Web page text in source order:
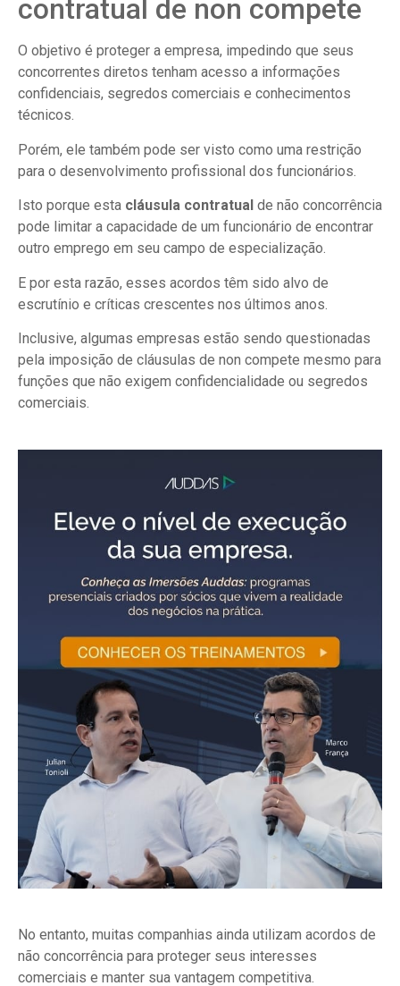
contratual de non compete
O objetivo é proteger a empresa, impedindo que seus
concorrentes diretos tenham acesso a informações
confidenciais, segredos comerciais e conhecimentos
técnicos.
Porém, ele também pode ser visto como uma restrição
para o desenvolvimento profissional dos funcionários.
Isto porque esta cláusula contratual de não concorrência
pode limitar a capacidade de um funcionário de encontrar
outro emprego em seu campo de especialização.
E por esta razão, esses acordos têm sido alvo de
escrutínio e críticas crescentes nos últimos anos.
Inclusive, algumas empresas estão sendo questionadas
pela imposição de cláusulas de non compete mesmo para
funções que não exigem confidencialidade ou segredos
comerciais.
No entanto, muitas companhias ainda utilizam acordos de
não concorrência para proteger seus interesses
comerciais e manter sua vantagem competitiva.